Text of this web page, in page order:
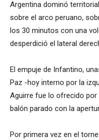
Argentina dominó
sobre el arco peruano,
los 30 minutos con una
desperdició el lateral
El empuje de Infantino,
Paz -hoy interno por la
Aguirre fue lo ofrecido por
balón parado con la
Por primera vez en el